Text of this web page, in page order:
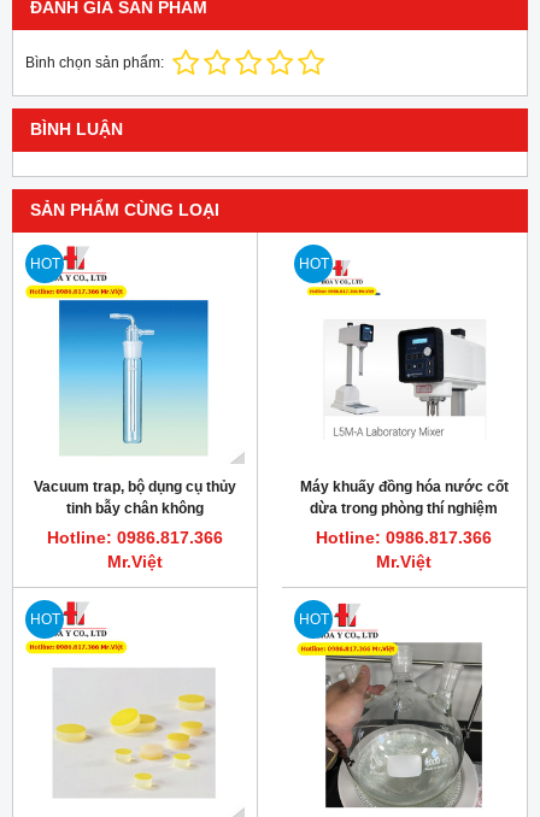
ĐÁNH GIÁ SẢN PHẨM
Bình chọn sản phẩm:
BÌNH LUẬN
SẢN PHẨM CÙNG LOẠI
HOT
Vacuum trap, bộ dụng cụ thủy
tinh bẫy chân không
Hotline: 0986.817.366
Mr.Việt
HOT
Máy khuấy đồng hóa nước cốt
dừa trong phòng thí nghiệm
L5MA Silverson
Hotline: 0986.817.366
Mr.Việt
HOT HOT